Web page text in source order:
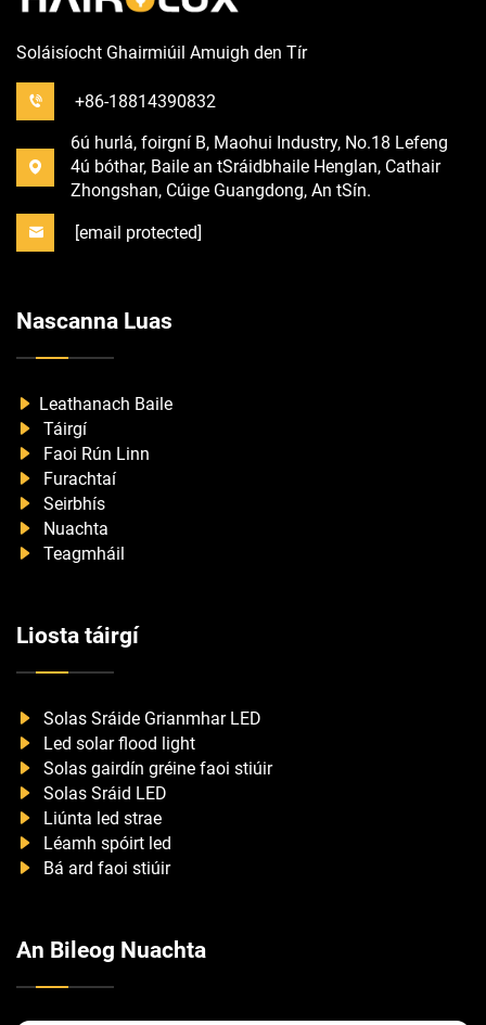
Soláisíocht Ghairmiúil Amuigh den Tír
+86-18814390832
6ú hurlá, foirgní B, Maohui Industry, No.18 Lefeng
4ú bóthar, Baile an tSráidbhaile Henglan, Cathair
Zhongshan, Cúige Guangdong, An tSín.
[email protected]
Nascanna Luas
Leathanach Baile
Táirgí
Faoi Rún Linn
Furachtaí
Seirbhís
Nuachta
Teagmháil
Liosta táirgí
Solas Sráide Grianmhar LED
Led solar flood light
Solas gairdín gréine faoi stiúir
Solas Sráid LED
Liúnta led strae
Léamh spóirt led
Bá ard faoi stiúir
An Bileog Nuachta